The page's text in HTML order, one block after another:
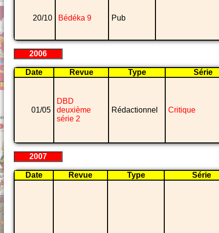
20/10 Bédéka 9 Pub
2006
Date Revue Type Série
01/05
DBD
deuxième
série 2
Rédactionnel Critique
2007
Date Revue Type Série